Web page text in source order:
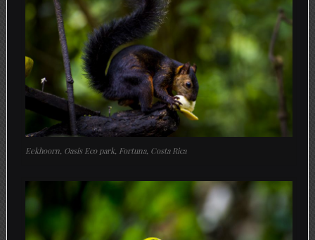
Eekhoorn, Oasis Eco park, Fortuna, Costa Rica